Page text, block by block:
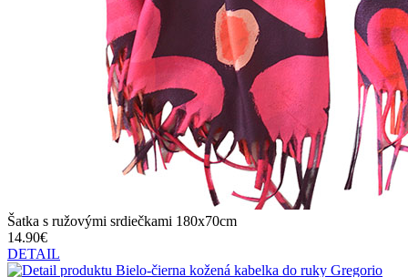
Šatka s ružovými srdiečkami 180x70cm
14.90€
DETAIL